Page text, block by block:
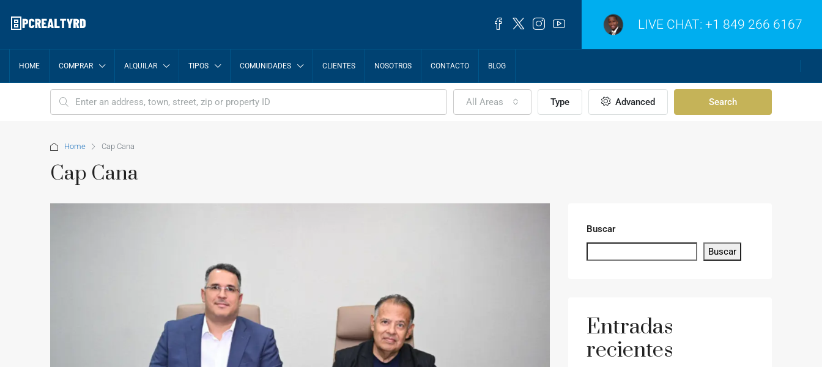
LIVE CHAT: +1 849 266 6167
HOME COMPRAR ALQUILAR TIPOS COMUNIDADES CLIENTES NOSOTROS CONTACTO BLOG
All Areas Type Advanced Search
Home Cap Cana
Cap Cana
Buscar
Buscar
Entradas
recientes